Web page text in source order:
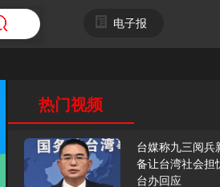
电子报
热门视频
台媒称九三阅兵
备让台湾社会担
台办回应